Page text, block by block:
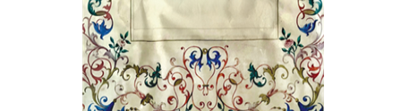
הנחת אתר ספר מודפס
$46
$41